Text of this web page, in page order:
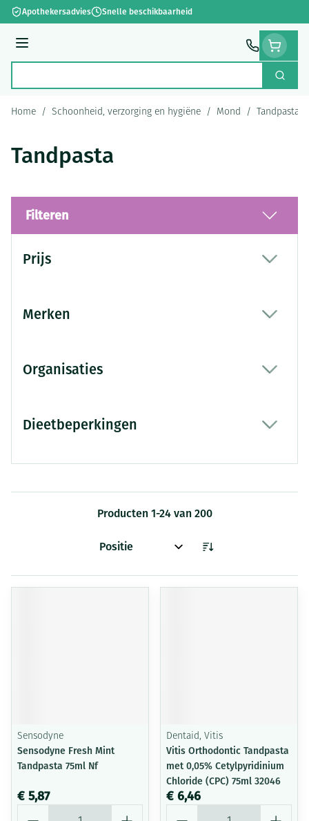
Ga naar de inhoud
Apothekersadvies Snelle beschikbaarheid
Menu
Zoek
Home / Schoonheid, verzorging en hygiëne / Mond / Tandpasta
Tandpasta
Filteren
Prijs
Merken
Organisaties
Dieetbeperkingen
Producten 1-24van 200
Sorteer op:
Sensodyne
Sensodyne Fresh Mint
Tandpasta 75ml Nf
€ 5,87
Dentaid, Vitis
Vitis Orthodontic Tandpasta
met 0,05% Cetylpyridinium
Chloride (CPC) 75ml 32046
€ 6,46